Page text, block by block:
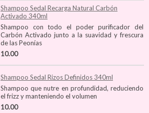
Shampoo Sedal Recarga Natural Carbón
Activado 340ml
Shampoo con todo el poder purificador del
Carbón Activado junto a la suavidad y frescura
de las Peonías
10.00
Shampoo Sedal Rizos Definidos 340ml
Shampoo que nutre en profundidad, reduciendo
el frizz y manteniendo el volumen
10.00